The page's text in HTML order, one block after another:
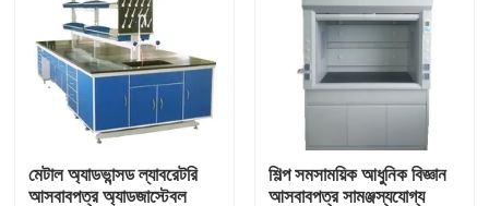
ল্যাবরেটরি ওয়াল বেঞ্চ
ল্যাবরেটরি ফিউম হুড
ল্যাবরেটরি ব্যালেন্স বেঞ্চ
মেটাল অ্যাডভান্সড ল্যাবরেটরি
আসবাবপত্র অ্যাডজাস্টেবল
শিল্প সমসাময়িক আধুনিক বিজ্ঞান
আসবাবপত্র সামঞ্জস্যযোগ্য